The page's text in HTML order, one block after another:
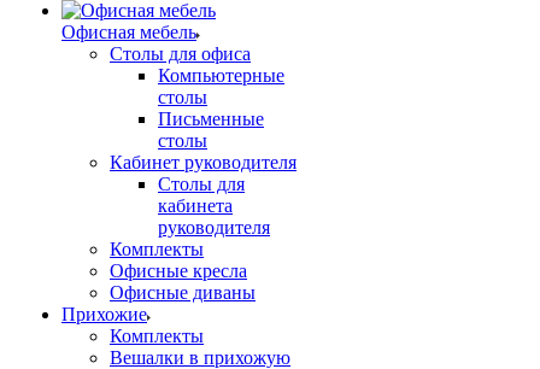
Офисная мебель
Столы для офиса
Компьютерные
столы
Письменные
столы
Кабинет руководителя
Столы для
кабинета
руководителя
Комплекты
Офисные кресла
Офисные диваны
Прихожие
Комплекты
Вешалки в прихожую